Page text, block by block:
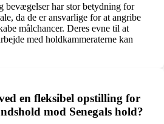
bevægelser har stor betydning for
da de er ansvarlige for at angribe
målchancer. Deres evne til at
med holdkammeraterne kan
en fleksibel opstilling for
mod Senegals hold?